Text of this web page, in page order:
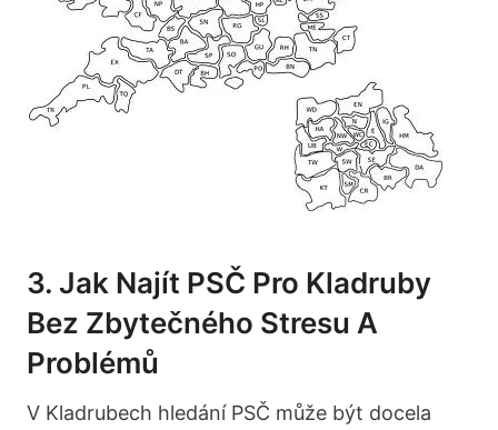
3. Jak Najít PSČ Pro Kladruby
Bez Zbytečného Stresu A
Problémů
V Kladrubech hledání PSČ může být docela